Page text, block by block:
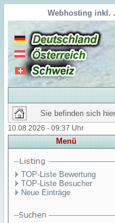
Webhosting inkl.
Sie befinden sich
10.08.2026 - 09:37 Uhr
Menü
TOP-Liste Bewertung
TOP-Liste Besucher
Neue Einträge